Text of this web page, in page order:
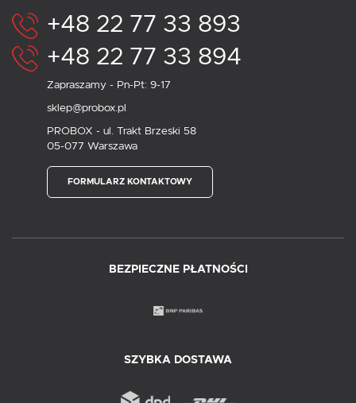
+48 22 77 33 893
+48 22 77 33 894
Zapraszamy - Pn-Pt: 9-17
sklep@probox.pl
PROBOX - ul. Trakt Brzeski 58
05-077 Warszawa
FORMULARZ KONTAKTOWY
BEZPIECZNE PŁATNOŚCI
SZYBKA DOSTAWA